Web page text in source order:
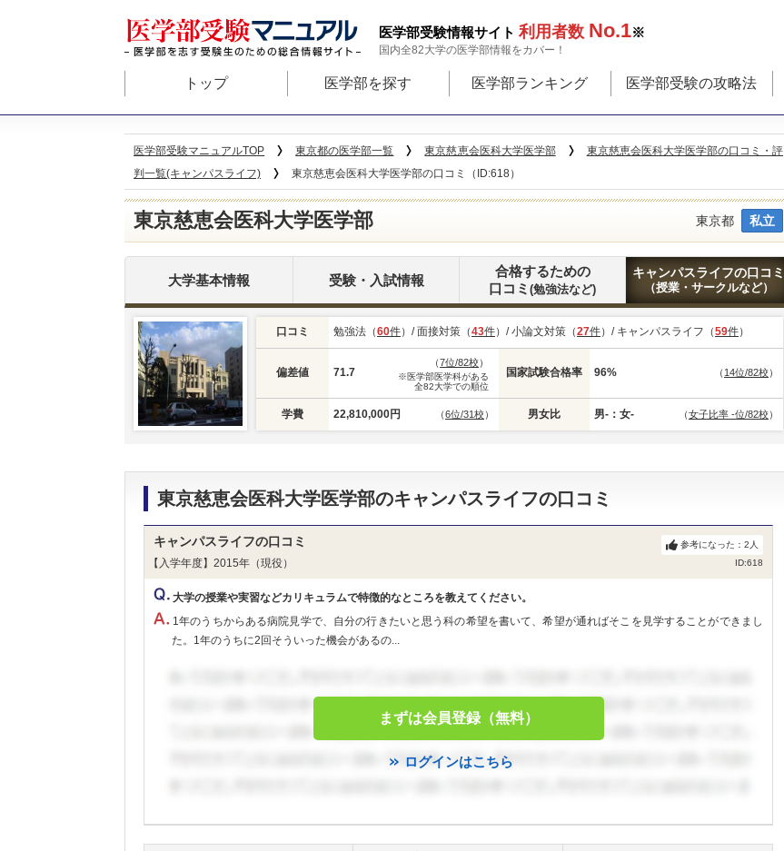
医学部受験情報サイト 利用者数 No.1※
国内全82大学の医学部情報をカバー！
トップ 医学部を探す 医学部ランキング 医学部受験の攻略法
医学部受験マニュアルTOP 東京都の医学部一覧 東京慈恵会医科大学医学部
東京慈恵会医科大学医学部の口コミ・評
判一覧(キャンパスライフ)
東京慈恵会医科大学医学部の口コミ（ID:618）
東京慈恵会医科大学医学部 東京都 私立
大学基本情報 受験・入試情報
合格するための
口コミ (勉強法など)
キャンパスライフの口コミ
（授業・サークルなど）
口コミ 勉強法（60件）/ 面接対策（43件）/ 小論文対策（27件）/ キャンパスライフ（59件）
偏差値 71.7
（7位/82校）
※医学部医学科がある
全82大学での順位
国家試験合格率 96% （ 14位/82校）
学費 22,810,000円 （6位/31校） 男女比 男-：女- （女子比率 -位/82校）
東京慈恵会医科大学医学部のキャンパスライフの口コミ
キャンパスライフの口コミ
【入学年度】2015年（現役） ID:618
参考になった： 2 人
大学の授業や実習などカリキュラムで特徴的なところを教えてください。
1年のうちからある病院見学で、自分の行きたいと思う科の希望を書いて、希望が通ればそこを見学することができまし
た。1年のうちに2回そういった機会があるの...
まずは会員登録（無料）
ログインはこちら